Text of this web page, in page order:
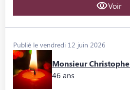
Voir
Publié le vendredi 12 juin 2026
Monsieur Christophe
46 ans